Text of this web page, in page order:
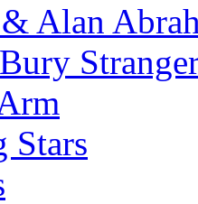
Alan
Stars